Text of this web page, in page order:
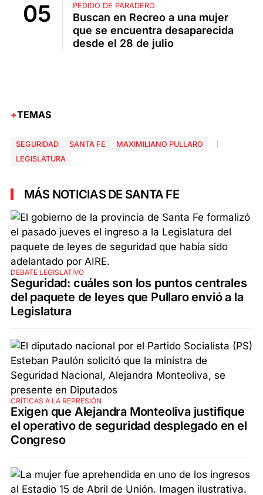
PEDIDO DE PARADERO
Buscan en Recreo a una mujer
que se encuentra desaparecida
desde el 28 de julio
TEMAS
SEGURIDAD SANTA FE
MAXIMILIANO PULLARO
LEGISLATURA
MÁS NOTICIAS DE SANTA FE
DEBATE LEGISLATIVO
Seguridad: cuáles son los puntos centrales
del paquete de leyes que Pullaro envió a la
Legislatura
CRÍTICAS A LA REPRESIÓN
Exigen que Alejandra Monteoliva justifique
el operativo de seguridad desplegado en el
Congreso